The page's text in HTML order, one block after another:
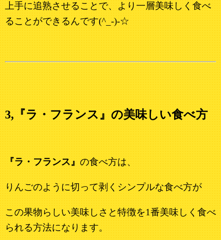
上手に追熟させることで、より一層美味しく食べ
ることができるんです(^_-)-☆
3,『ラ・フランス』の美味しい食べ方
『ラ・フランス』の食べ方は、
りんごのように切って剥くシンプルな食べ方が
この果物らしい美味しさと特徴を1番美味しく食べ
られる方法になります。